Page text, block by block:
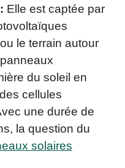
Elle est captée par
le terrain autour
du soleil en
cellules
une durée de
la question du
solaires